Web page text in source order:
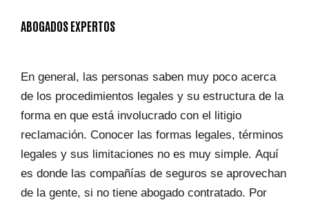
ABOGADOS EXPERTOS
En general, las personas saben muy poco acerca
de los procedimientos legales y su estructura de la
forma en que está involucrado con el litigio
reclamación. Conocer las formas legales, términos
legales y sus limitaciones no es muy simple. Aquí
es donde las compañías de seguros se aprovechan
de la gente, si no tiene abogado contratado. Por